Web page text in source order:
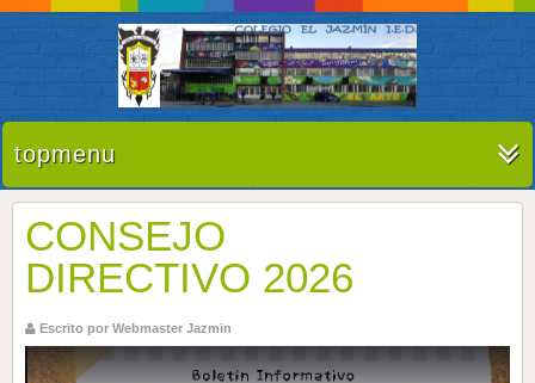
topmenu
CONSEJO
DIRECTIVO 2026
Escrito por Webmaster Jazmin